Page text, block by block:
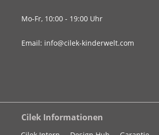
Mo-Fr, 10:00 - 19:00 Uhr
Email: info@cilek-kinderwelt.com
Cilek Informationen